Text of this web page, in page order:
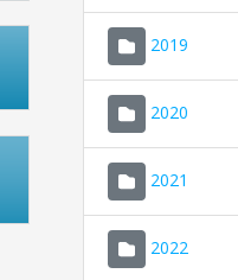
2019
2020
2021
2022